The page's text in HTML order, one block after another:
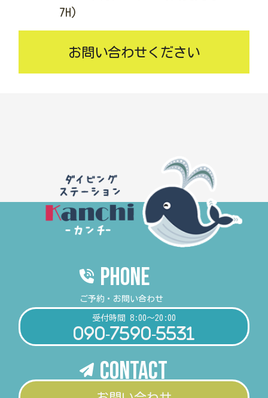
7H)
お問い合わせください
PHONE
ご予約・お問い合わせ
受付時間 8:00～20:00
090-7590-5531
Contact